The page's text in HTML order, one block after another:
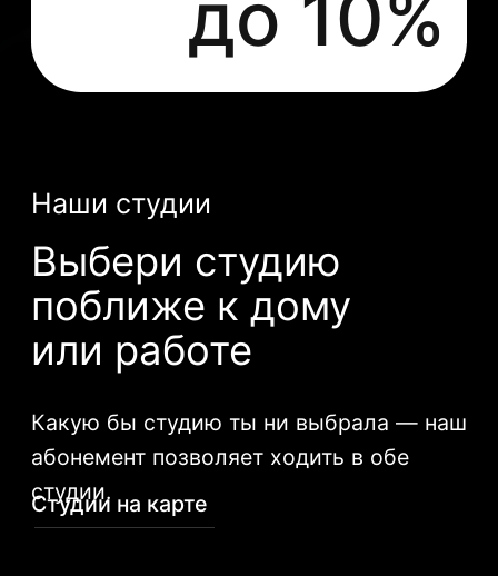
GO / FITNESS Оптиков
Наша философия
Стремимся к тому,
чтобы каждый
тренер
построить тело
мечты без ущерба
для здоровья